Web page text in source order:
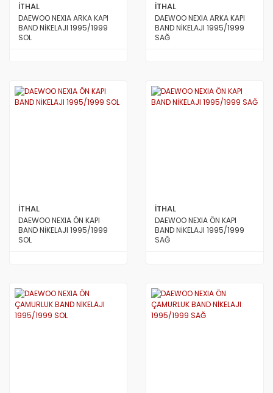
İTHAL
DAEWOO NEXIA ARKA KAPI
BAND NİKELAJI 1995/1999
SOL
İTHAL
DAEWOO NEXIA ARKA KAPI
BAND NİKELAJI 1995/1999
SAĞ
İTHAL
DAEWOO NEXIA ÖN KAPI
BAND NİKELAJI 1995/1999
SOL
İTHAL
DAEWOO NEXIA ÖN KAPI
BAND NİKELAJI 1995/1999
SAĞ